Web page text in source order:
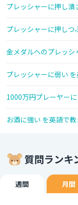
プレッシャーに押し潰
プレッシャーに押しつ
金メダルへのプレッシ
プレッシャーに弱い
1000万円プレーヤー
お酒に強い を英語で教
質問ランキ
週間 月間